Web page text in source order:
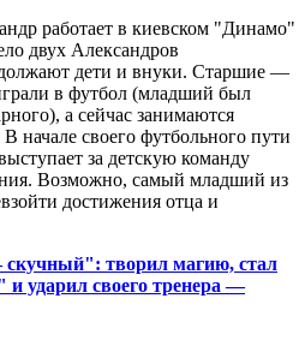
работает в киевском "Динамо"
двух Александров
дети и внуки. Старшие —
в футбол (младший был
а сейчас занимаются
начале своего футбольного пути
за детскую команду
Возможно, самый младший из
достижения отца и
творил магию, стал
ударил своего тренера —